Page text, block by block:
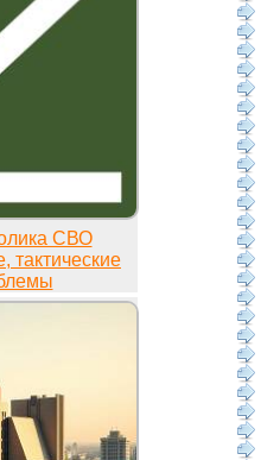
СВО
тактические